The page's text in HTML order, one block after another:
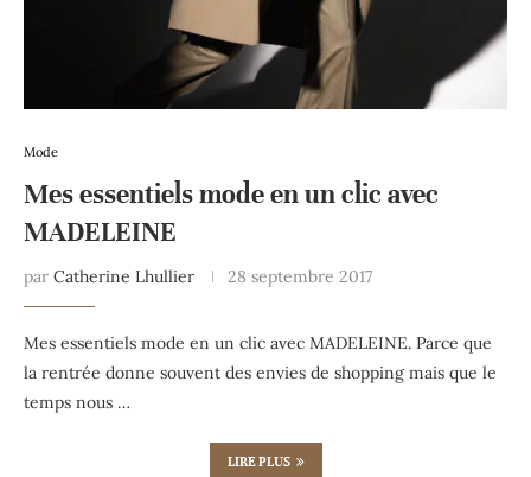
Mode
Mes essentiels mode en un clic avec
MADELEINE
par Catherine Lhullier 28 septembre 2017
Mes essentiels mode en un clic avec MADELEINE. Parce que
la rentrée donne souvent des envies de shopping mais que le
temps nous …
LIRE PLUS